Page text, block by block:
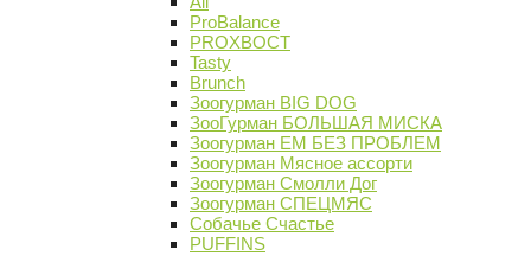
ProBalance
PROХВОСТ
Tasty
Brunch
Зоогурман BIG DOG
ЗооГурман БОЛЬШАЯ МИСКА
Зоогурман ЕМ БЕЗ ПРОБЛЕМ
Зоогурман Мясное ассорти
Зоогурман Смолли Дог
Зоогурман СПЕЦМЯС
Собачье Счастье
PUFFINS